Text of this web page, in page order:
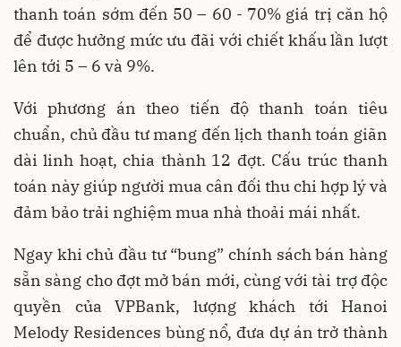
thanh toán sớm đến 50 – 60 - 70% giá trị căn hộ
để được hưởng mức ưu đãi với chiết khấu lần lượt
lên tới 5 – 6 và 9%.
Với phương án theo tiến độ thanh toán tiêu
chuẩn, chủ đầu tư mang đến lịch thanh toán giãn
dài linh hoạt, chia thành 12 đợt. Cấu trúc thanh
toán này giúp người mua cân đối thu chi hợp lý và
đảm bảo trải nghiệm mua nhà thoải mái nhất.
Ngay khi chủ đầu tư “bung” chính sách bán hàng
sẵn sàng cho đợt mở bán mới, cùng với tài trợ độc
quyền của VPBank, lượng khách tới Hanoi
Melody Residences bùng nổ, đưa dự án trở thành